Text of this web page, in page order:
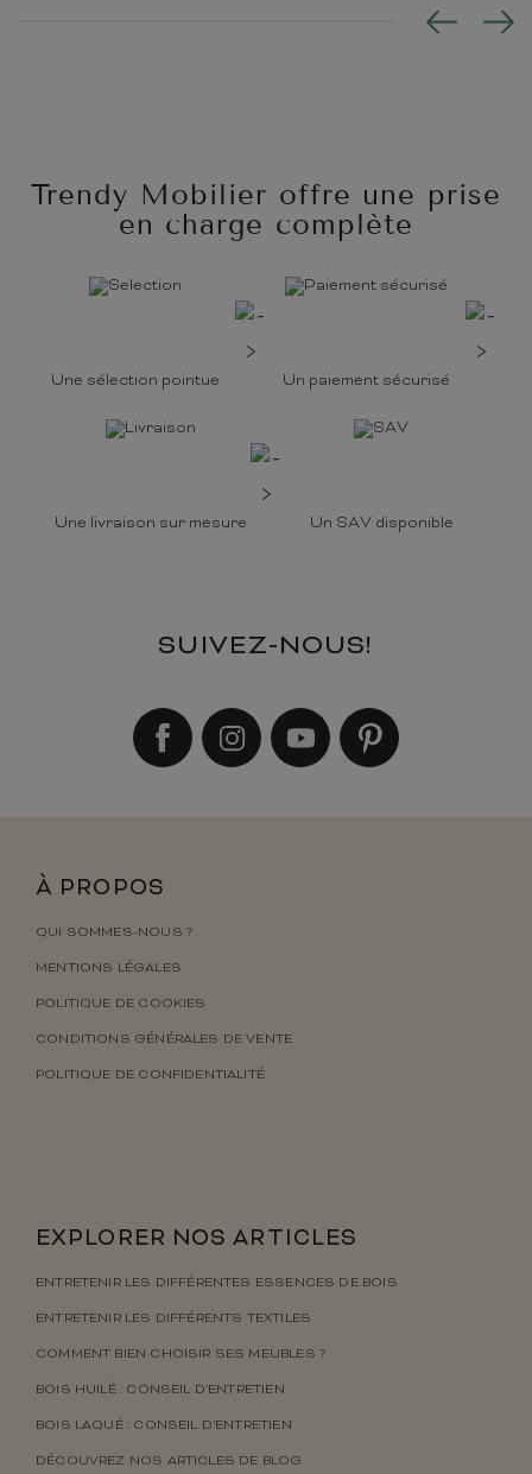
Trendy Mobilier offre une prise
en charge complète
Une sélection pointue Un paiement sécurisé
Une livraison sur mesure Un SAV disponible
SUIVEZ-NOUS!
À PROPOS
QUI SOMMES-NOUS ?
MENTIONS LÉGALES
POLITIQUE DE COOKIES
CONDITIONS GÉNÉRALES DE VENTE
POLITIQUE DE CONFIDENTIALITÉ
EXPLORER NOS ARTICLES
ENTRETENIR LES DIFFÉRENTES ESSENCES DE BOIS
ENTRETENIR LES DIFFÉRENTS TEXTILES
COMMENT BIEN CHOISIR SES MEUBLES ?
BOIS HUILÉ : CONSEIL D’ENTRETIEN
BOIS LAQUÉ : CONSEIL D’ENTRETIEN
DÉCOUVREZ NOS ARTICLES DE BLOG